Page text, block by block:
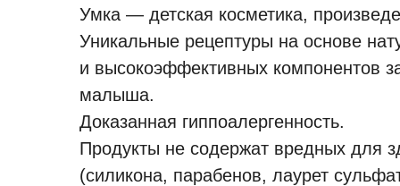
Умка — детская косметика,
Уникальные рецептуры на основе
и высокоэффективных компонентов
малыша.
Доказанная гиппоалергенность.
Продукты не содержат вредных для
(силикона, парабенов, лаурет